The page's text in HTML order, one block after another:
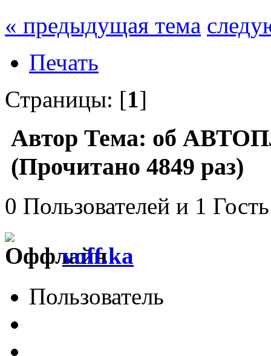
« предыдущая тема
Печать
Страницы: [1]
Автор Тема: об
(Прочитано 4849 раз)
0 Пользователей и 1
voff.ka
Пользователь